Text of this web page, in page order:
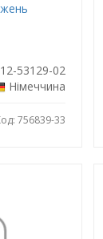
12-53129-02
Німеччина
756839-33